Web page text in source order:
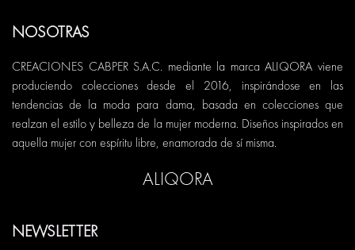
NOSOTRAS
CREACIONES CABPER S.A.C. mediante la marca ALIQORA viene
produciendo colecciones desde el 2016, inspirándose en las
tendencias de la moda para dama, basada en colecciones que
realzan el estilo y belleza de la mujer moderna. Diseños inspirados en
aquella mujer con espíritu libre, enamorada de sí misma.
ALIQORA
NEWSLETTER